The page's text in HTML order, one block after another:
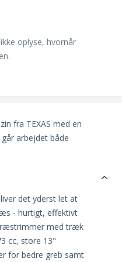
oplyse, hvornår
fra TEXAS med en
arbejdet både
det yderst let at
- hurtigt, effektivt
med træk
cc, store 13"
for bedre greb samt